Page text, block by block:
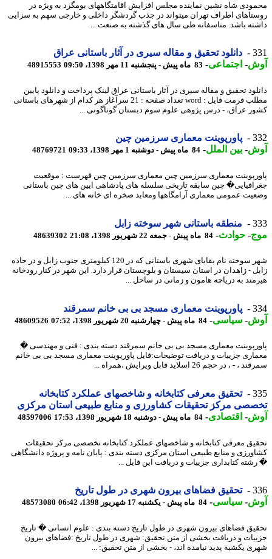
شاه نشین نماینده مجلس افزایش اقامتگاههای بومگرد به ویژه در
اطراف تهران میتواند در جذب گردشگر داخلی و خارجی سهم به سزایی
باشد. متاسفانه طی سال های گذشته به صنعت ...
دانلود تحقیق و مقاله سیری در آثار باستانی عراق
-اجتماعی-83 ماه پیش - پنجشنبه 11 مهر 1398، 09:50 48915553
تحقیق و مقاله سیری در آثار باستانی عراق لینک پرداخت و دانلود پایین
مطلب فرمت فایل : word تعداد صفحه : 21 سرآغاز هر کدام از شهرهای باستانی
عراق، - درس پژوهی علوم سوم دبستان گوناگونی ...
پاورپوینت معماری سرزمین چین
-بین الملل-84 ماه پیش - دوشنبه 1 مهر 1398، 09:33 48769721
معماری سرزمین چین معماری سرزمین چین فهرست : موقعیت
چین سابقه تاریخی سلسله های پادشاهی ایین های چین باستانی
عمومی معماری آرامگاهها ومعابد صخره ای خانه های ...
منطقه باستانی شهر سوخته زابل
-حوادث -84 ماه پیش - جمعه 22 شهریور 1398، 21:08 48639302
شهر سوخته نام بقایای شهری باستانی که در 120 کیلومتری جنوب زابل و در جاده
- زاهدان در استان سیستان و بلوچستان قرار دارد. این شهر در کنار رودخانه
به دریاچه هامون و زمانی در ساحل ...
پاورپوینت معماری مسجد بی بی خانم سمرقند
-سیاسی-84 ماه پیش - چهارشنبه 20 شهریور 1398، 07:52 48609526
معماری مسجد بی بی خانم سمرقند دسته بندی : فنی و مهندسی �
جزییات و دریافت توضیحات:فایل پاورپوینت معماری مسجد بی بی خانم
- ، در حجم 26 اسلاید قابل ویرایش ،همراه ...
تحقیق معرفی کتابخانه و شاخصهای عملکرد کتابخانه
مرکز تحقیقات کشاورزی و منابع طبیعی استان مرکزی
-اقتصادی-84 ماه پیش - دوشنبه 18 شهریور 1398، 17:53 48597006
معرفی کتابخانه و شاخصهای عملکرد کتابخانه تخصصی مرکز تحقیقات
و منابع طبیعی استان مرکزی دسته بندی : پایان نامه و پروژه دانشگاهی
کتابداری جزییات و دریافت این فایل ...
تحقیق فضاهای بیرون شهری در طول تاریخ
-سیاسی-84 ماه پیش - یکشنبه 17 شهریور 1398، 06:42 48573080
فضاهای بیرون شهری در طول تاریخ دسته بندی : علوم انسانی � تاریخ
و دریافت بخشی از متن تحقیق: شهری در طول تاریخ :فضاهای بیرون
یکشبه پدید نیامده اند، - بخشی از متن تحقیق: ...